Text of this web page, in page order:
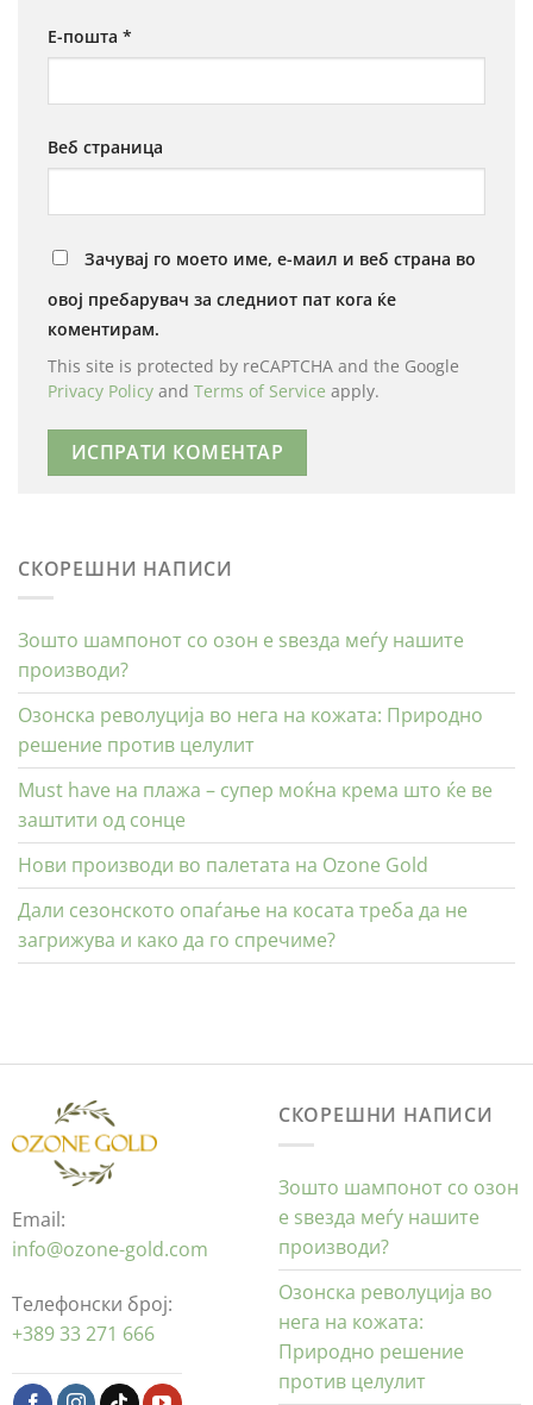
СКОРЕШНИ НАПИСИ
Зошто шампонот со озон е ѕвезда меѓу нашите
производи?
Озонска револуција во нега на кожата: Природно
решение против целулит
Must have на плажа – супер моќна крема што ќе ве
заштити од сонце
Нови производи во палетата на Ozone Gold
Дали сезонското опаѓање на косата треба да не
загрижува и како да го спречиме?
Е-пошта *
Веб страница
Зачувај го моето име, е-маил и веб страна во
овој пребарувач за следниот пат кога ќе
коментирам.
This site is protected by reCAPTCHA and the Google
Privacy Policy and Terms of Service apply.
Email:
info@ozone-gold.com
Телефонски број:
+389 33 271 666
СКОРЕШНИ НАПИСИ
Зошто шампонот со озон
е ѕвезда меѓу нашите
производи?
Озонска револуција во
нега на кожата:
Природно решение
против целулит